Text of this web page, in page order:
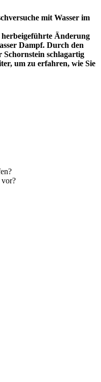
mit Wasser im
Änderung
Dampf. Durch den
schlagartig
um zu erfahren, wie Sie